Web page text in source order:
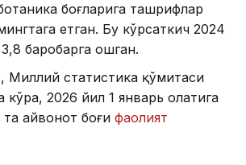
боғларига ташрифлар
етган. Бу кўрсаткич 2024
баробарга ошган.
Миллий статистика қўмитаси
2026 йил 1 январь ҳолатига
ҳайвонот боғи фаолият